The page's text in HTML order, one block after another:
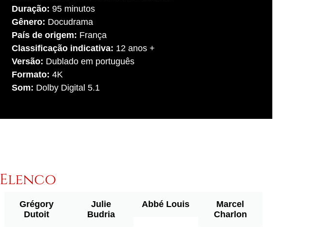
Duração: 95 minutos
Gênero: Docudrama
País de origem: França
Classificação indicativa: 12 anos +
Versão: Dublado em português
Formato: 4K
Som: Dolby Digital 5.1
Elenco
Grégory
Dutoit
Julie
Budria
Abbé Louis
Marcel
Charlon